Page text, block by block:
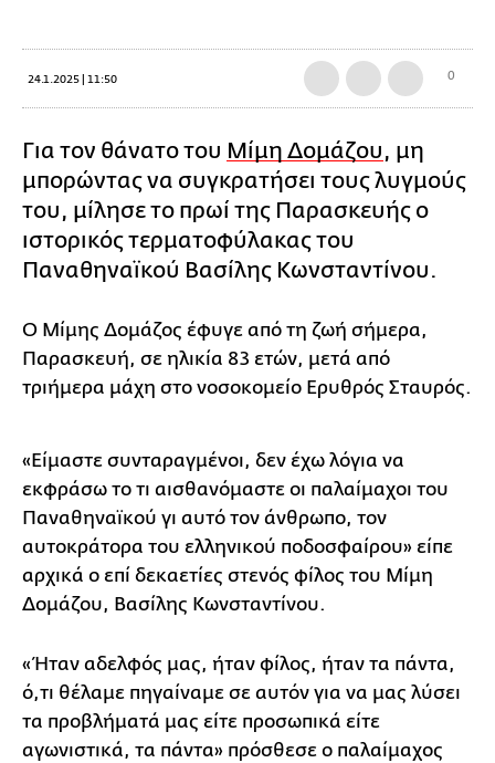
24.1.2025 | 11:50 0
Για τον θάνατο του Μίμη Δομάζου, μη
μπορώντας να συγκρατήσει τους λυγμούς
του, μίλησε το πρωί της Παρασκευής ο
ιστορικός τερματοφύλακας του
Παναθηναϊκού Βασίλης Κωνσταντίνου.
Ο Μίμης Δομάζος έφυγε από τη ζωή σήμερα,
Παρασκευή, σε ηλικία 83 ετών, μετά από
τριήμερα μάχη στο νοσοκομείο Ερυθρός Σταυρός.
«Είμαστε συνταραγμένοι, δεν έχω λόγια να
εκφράσω το τι αισθανόμαστε οι παλαίμαχοι του
Παναθηναϊκού γι αυτό τον άνθρωπο, τον
αυτοκράτορα του ελληνικού ποδοσφαίρου» είπε
αρχικά ο επί δεκαετίες στενός φίλος του Μίμη
Δομάζου, Βασίλης Κωνσταντίνου.
«Ήταν αδελφός μας, ήταν φίλος, ήταν τα πάντα,
ό,τι θέλαμε πηγαίναμε σε αυτόν για να μας λύσει
τα προβλήματά μας είτε προσωπικά είτε
αγωνιστικά, τα πάντα» πρόσθεσε ο παλαίμαχος